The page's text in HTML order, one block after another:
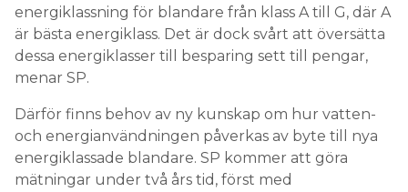
energiklassning för blandare från klass A till G, där A
är bästa energiklass. Det är dock svårt att översätta
dessa energiklasser till besparing sett till pengar,
menar SP.
Därför finns behov av ny kunskap om hur vatten-
och energianvändningen påverkas av byte till nya
energiklassade blandare. SP kommer att göra
mätningar under två års tid, först med